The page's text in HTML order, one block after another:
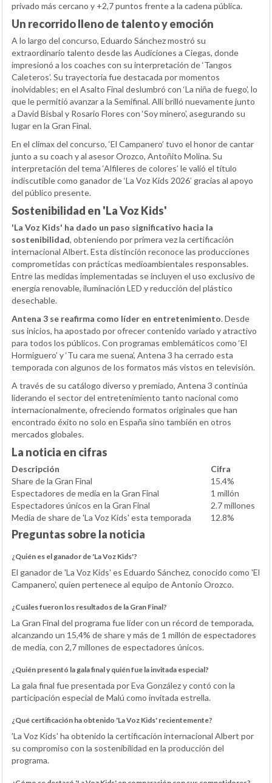
privado más cercano y +2,7 puntos frente a la cadena pública.
Un recorrido lleno de talento y emoción
A lo largo del concurso, Eduardo Sánchez mostró su
extraordinario talento desde las Audiciones a Ciegas, donde
impresionó a los coaches con su interpretación de ‘Tangos
Caleteros’. Su trayectoria fue destacada por momentos
inolvidables; en el Asalto Final deslumbró con ‘La niña de fuego’, lo
que le permitió avanzar a la Semifinal. Allí brilló nuevamente junto
a David Bisbal y Rosario Flores con ‘Soy minero’, asegurando su
lugar en la Gran Final.
En el clímax del concurso, ‘El Campanero’ tuvo el honor de cantar
junto a su coach y al asesor Orozco, Antoñito Molina. Su
interpretación del tema ‘Alfileres de colores’ le valió el título
indiscutible como ganador de ‘La Voz Kids 2026’ gracias al apoyo
del público presente.
Sostenibilidad en 'La Voz Kids'
'La Voz Kids' ha dado un paso significativo hacia la
sostenibilidad, obteniendo por primera vez la certificación
internacional Albert. Esta distinción reconoce las producciones
comprometidas con prácticas medioambientales responsables.
Entre las medidas implementadas se incluyen el uso exclusivo de
energía renovable, iluminación LED y reducción del plástico
desechable.
Antena 3 se reafirma como líder en entretenimiento. Desde
sus inicios, ha apostado por ofrecer contenido variado y atractivo
para todos los públicos. Con programas emblemáticos como ‘El
Hormiguero’ y ‘Tu cara me suena’, Antena 3 ha cerrado esta
temporada con algunos de los formatos más vistos en televisión.
A través de su catálogo diverso y premiado, Antena 3 continúa
liderando el sector del entretenimiento tanto nacional como
internacionalmente, ofreciendo formatos originales que han
encontrado éxito no solo en España sino también en otros
mercados globales.
La noticia en cifras
Descripción
Cifra
Share de la Gran Final
15.4%
Espectadores de media en la Gran Final
1 millón
Espectadores únicos en la Gran Final
2.7 millones
Media de share de 'La Voz Kids' esta temporada
12.8%
Preguntas sobre la noticia
¿Quién es el ganador de 'La Voz Kids'?
El ganador de 'La Voz Kids' es Eduardo Sánchez, conocido como 'El
Campanero', quien pertenece al equipo de Antonio Orozco.
¿Cuáles fueron los resultados de la Gran Final?
La Gran Final del programa fue líder con un récord de temporada,
alcanzando un 15,4% de share y más de 1 millón de espectadores
de media, con 2,7 millones de espectadores únicos.
¿Quién presentó la gala final y quién fue la invitada especial?
La gala final fue presentada por Eva González y contó con la
participación especial de Malú como invitada estrella.
¿Qué certificación ha obtenido 'La Voz Kids' recientemente?
'La Voz Kids' ha obtenido la certificación internacional Albert por
su compromiso con la sostenibilidad en la producción del
programa.